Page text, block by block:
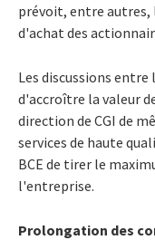
prévoit, entre
d'achat des
Les discussions
d'accroître la valeur
direction de CGI de
services de haute
BCE de tirer le
l'entreprise.
Prolongation des